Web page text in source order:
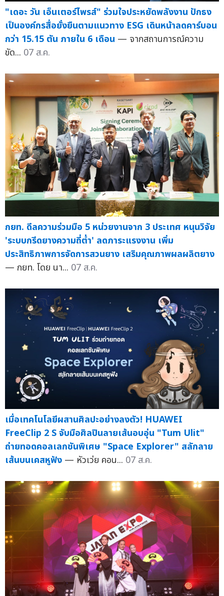
"เดอะ วัน เอ็นเตอร์ไพรส์" ร่วมใจประหยัดพลังงาน ปักธง
เป็นองค์กรสื่อยั่งยืนตามแนวทาง ESG เดินหน้าลดคาร์บอน
กว่า 15.15 ตัน ภายใน 6 เดือน — จากสถานการณ์ความ
ขัด... 07 ส.ค.
กยท. ดีลความร่วมมือ 5 หน่วยงานจาก 3 ประเทศ หนุนวิจัย
'ระบบกรีดยางความถี่ต่ำ' ลดภาระแรงงาน เพิ่ม
ประสิทธิภาพการจัดการสวนยาง เสริมคุณภาพผลผลิตยาง
— กยท. โดย นา... 07 ส.ค.
เมื่อเทคโนโลยีผสานศิลปะอย่างลงตัว! HUAWEI
FreeClip 2 S จับมือศิลปินลายเส้นอบอุ่น "Tum Ulit"
ถ่ายทอดคอลเลกชันพิเศษ "Space Explorer" สลักลาย
เส้นบนเคสหูฟัง — หัวเว่ย คอน... 07 ส.ค.